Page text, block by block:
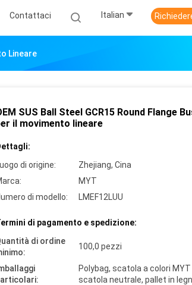
Contattaci Italian
Lineare
SUS Ball Steel GCR15 Round Flange
il movimento lineare
di origine:
Zhejiang, Cina
MYT
di modello:
LMEF12LUU
di pagamento e spedizione:
di ordine
100,0 pezzi
Polybag, scatola a colori MYT
scatola neutrale, pallet in